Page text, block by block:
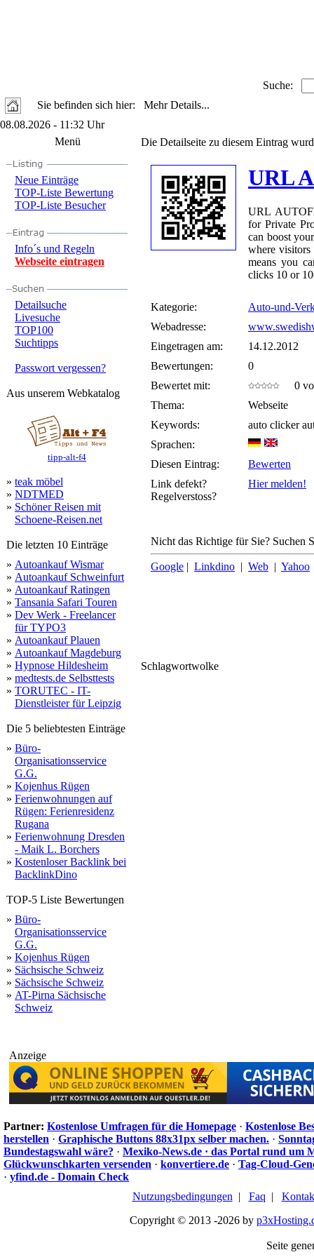
Suche:
Sie befinden sich hier: Mehr Details...
08.08.2026 - 11:32 Uhr
Menü
Neue Einträge
TOP-Liste Bewertung
TOP-Liste Besucher
Info´s und Regeln
Webseite eintragen
Detailsuche
Livesuche
TOP100
Suchtipps
Passwort vergessen?
Aus unserem Webkatalog
tipp-alt-f4
» teak möbel
» NDTMED
» Schöner Reisen mit
Schoene-Reisen.net
Die letzten 10 Einträge
» Autoankauf Wismar
» Autoankauf Schweinfurt
» Autoankauf Ratingen
» Tansania Safari Touren
» Dev Werk - Freelancer
für TYPO3
» Autoankauf Plauen
» Autoankauf Magdeburg
» Hypnose Hildesheim
» medtests.de Selbsttests
» TORUTEC - IT-
Dienstleister für Leipzig
Die 5 beliebtesten Einträge
» Büro-
Organisationsservice
G.G.
» Kojenhus Rügen
» Ferienwohnungen auf
Rügen: Ferienresidenz
Rugana
» Ferienwohnung Dresden
- Maik L. Borchers
» Kostenloser Backlink bei
BacklinkDino
TOP-5 Liste Bewertungen
» Büro-
Organisationsservice
G.G.
» Kojenhus Rügen
» Sächsische Schweiz
» Sächsische Schweiz
» AT-Pirna Sächsische
Schweiz
Die Detailseite zu diesem Eintrag
URL
URL
for Private
can boost
where
means you
clicks 10 or
Kategorie:
Auto-und-
Webadresse:
Eingetragen am:
14.12.2012
Bewertungen:
0
Bewertet mit:
0
Thema:
Webseite
Keywords:
auto clicker
Sprachen:
Diesen Eintrag:
Bewerten
Link defekt?
Regelverstoss?
Hier melden!
Nicht das Richtige für Sie? Suchen
Google | Linkdino | Web | Yahoo
Schlagwortwolke
auto
Anzeige
Partner: Kostenlose Umfragen für die Homepage · Kostenlose
herstellen · Graphische Buttons 88x31px selber machen. ·
Bundestagswahl wäre? · Mexiko-News.de · das Portal rund um
Glückwunschkarten versenden · konvertiere.de · Tag-Cloud-
· yfind.de - Domain Check
Nutzungsbedingungen | Faq |
Copyright © 2013 -2026 by
Seite